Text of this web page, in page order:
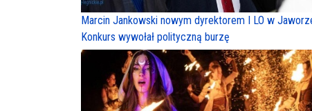
Marcin Jankowski nowym dyrektorem I LO w
Konkurs wywołał polityczną burzę